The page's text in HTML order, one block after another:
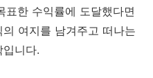
표한 수익률에 도달했다면
여지를 남겨주고 떠나는
니다.